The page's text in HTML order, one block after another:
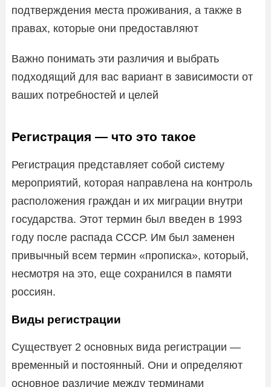
подтверждения места проживания, а также в
правах, которые они предоставляют
Важно понимать эти различия и выбрать
подходящий для вас вариант в зависимости от
ваших потребностей и целей
Регистрация — что это такое
Регистрация представляет собой систему
мероприятий, которая направлена на контроль
расположения граждан и их миграции внутри
государства. Этот термин был введен в 1993
году после распада СССР. Им был заменен
привычный всем термин «прописка», который,
несмотря на это, еще сохранился в памяти
россиян.
Виды регистрации
Существует 2 основных вида регистрации —
временный и постоянный. Они и определяют
основное различие между терминами